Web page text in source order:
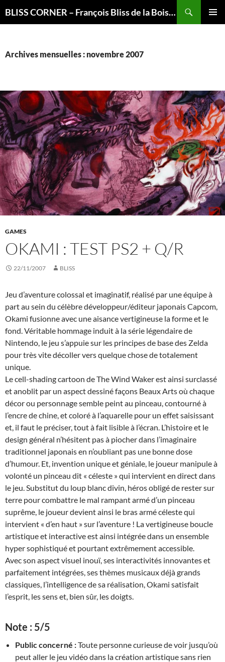
BLISS CORNER – François Bliss de la Boissière is here
Archives mensuelles : novembre 2007
GAMES
OKAMI : TEST PS2 + Q/R
22/11/2007 BLISS
Jeu d’aventure colossal et imaginatif, réalisé par une équipe à
part au sein du célèbre développeur/éditeur japonais Capcom,
Okami fusionne avec une aisance vertigineuse la forme et le
fond. Véritable hommage induit à la série légendaire de
Nintendo, le jeu s’appuie sur les principes de base des Zelda
pour très vite décoller vers quelque chose de totalement
unique.
Le cell-shading cartoon de The Wind Waker est ainsi surclassé
et anoblit par un aspect dessiné façons Beaux Arts où chaque
décor ou personnage semble peint au pinceau, contourné à
l’encre de chine, et coloré à l’aquarelle pour un effet saisissant
et, il faut le préciser, tout à fait lisible à l’écran. L’histoire et le
design général n’hésitent pas à piocher dans l’imaginaire
traditionnel japonais en n’oubliant pas une bonne dose
d’humour. Et, invention unique et géniale, le joueur manipule à
volonté un pinceau dit « céleste » qui intervient en direct dans
le jeu. Substitut du loup blanc divin, héros obligé de rester sur
terre pour combattre le mal rampant armé d’un pinceau
suprême, le joueur devient ainsi le bras armé céleste qui
intervient « d’en haut » sur l’aventure ! La vertigineuse boucle
artistique et interactive est ainsi intégrée dans un ensemble
hyper sophistiqué et pourtant extrêmement accessible.
Avec son aspect visuel inouï, ses interactivités innovantes et
parfaitement intégrées, ses thèmes musicaux déjà grands
classiques, l’intelligence de sa réalisation, Okami satisfait
l’esprit, les sens et, bien sûr, les doigts.
Note : 5/5
Public concerné :Toute personne curieuse de voir jusqu’où
peut aller le jeu vidéo dans la création artistique sans rien